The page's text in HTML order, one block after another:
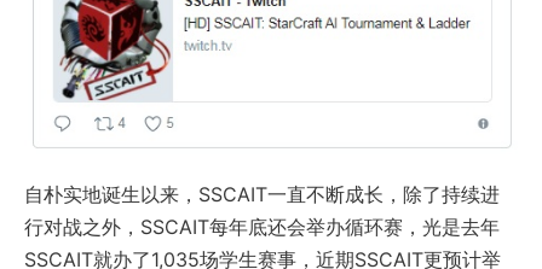
自朴实地诞生以来，SSCAIT一直不断成长，除了持续进
行对战之外，SSCAIT每年底还会举办循环赛，光是去年
SSCAIT就办了1,035场学生赛事，近期SSCAIT更预计举